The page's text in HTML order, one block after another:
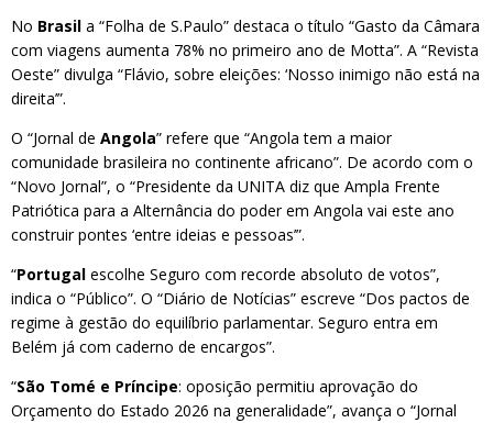
No Brasil a “Folha de S.Paulo” destaca o título “Gasto da Câmara
com viagens aumenta 78% no primeiro ano de Motta”. A “Revista
Oeste” divulga “Flávio, sobre eleições: ‘Nosso inimigo não está na
direita’”.
O “Jornal de Angola” refere que “Angola tem a maior
comunidade brasileira no continente africano”. De acordo com o
“Novo Jornal”, o “Presidente da UNITA diz que Ampla Frente
Patriótica para a Alternância do poder em Angola vai este ano
construir pontes ‘entre ideias e pessoas’”.
“Portugal escolhe Seguro com recorde absoluto de votos”,
indica o “Público”. O “Diário de Notícias” escreve “Dos pactos de
regime à gestão do equilíbrio parlamentar. Seguro entra em
Belém já com caderno de encargos”.
“São Tomé e Príncipe: oposição permitiu aprovação do
Orçamento do Estado 2026 na generalidade”, avança o “Jornal